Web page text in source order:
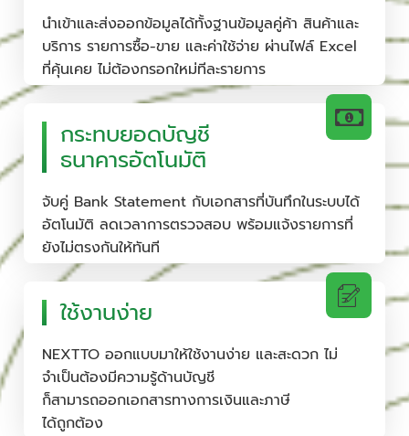
นำเข้าและส่งออกข้อมูลได้ทั้งฐานข้อมูลคู่ค้า สินค้าและ
บริการ รายการซื้อ-ขาย และค่าใช้จ่าย ผ่านไฟล์ Excel
ที่คุ้นเคย ไม่ต้องกรอกใหม่ทีละรายการ
กระทบยอดบัญชี
ธนาคารอัตโนมัติ
จับคู่ Bank Statement กับเอกสารที่บันทึกในระบบได้
อัตโนมัติ ลดเวลาการตรวจสอบ พร้อมแจ้งรายการที่
ยังไม่ตรงกันให้ทันที
ใช้งานง่าย
NEXTTO ออกแบบมาให้ใช้งานง่าย และสะดวก ไม่
จำเป็นต้องมีความรู้ด้านบัญชี
ก็สามารถออกเอกสารทางการเงินและภาษี
ได้ถูกต้อง